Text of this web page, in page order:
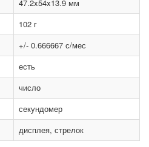
47.2x54x13.9 мм
102 г
+/- 0.666667 с/мес
есть
число
секундомер
дисплея, стрелок